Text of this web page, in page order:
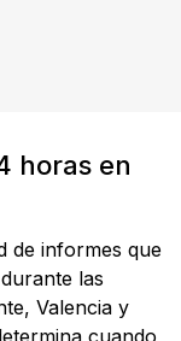
horas en
de informes que
las
Valencia y